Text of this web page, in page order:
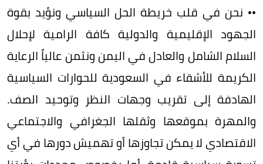
•• ​نحن في قلب خريطة الحل السياسي ونؤيد بقوة
الجهود الإقليمية والدولية كافة الرامية لإحلال
السلام الشامل والعادل في اليمن ونثمن عالياً الرعاية
الكريمة للأشقاء في السعودية للحوارات السياسية
الهادفة إلى تقريب وجهات النظر وتوحيد الصف.
والمهرة بموقعها وثقلها الجغرافي والاجتماعي
الاقتصادي لا يمكن تجاوزها أو تهميش دورها في أي